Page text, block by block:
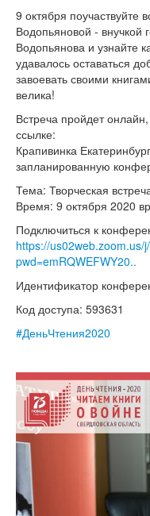
9 октября
Водопьяновой - внучкой
Водопьянова и узнайте
удавалось оставаться
завоевать своими
велика!
Встреча пройдет
ссылке:
Крапивинка
запланированную
Тема: Творческая
Время: 9 октября 2020
Подключиться к
https://us02web.zoom.us/
pwd=emRQWEFWY20..
Идентификатор
Код доступа: 593631
#ДеньЧтения2020